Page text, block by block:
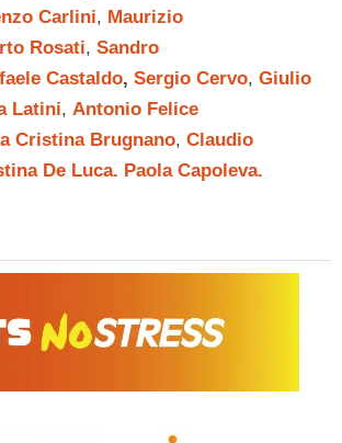
Carlini, Maurizio
Rosati, Sandro
Castaldo, Sergio Cervo, Giulio
Latini, Antonio Felice
Cristina Brugnano, Claudio
De Luca. Paola Capoleva.